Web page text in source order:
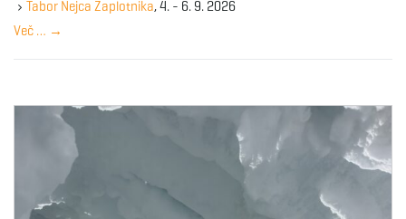
y
w
r
Tabor Nejca Zaplotnika, 4. - 6. 9. 2026
Več … →